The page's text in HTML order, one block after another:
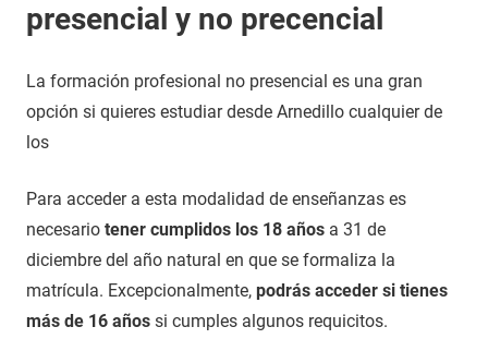
presencial y no precencial
La formación profesional no presencial es una gran
opción si quieres estudiar desde Arnedillo cualquier de
los
Para acceder a esta modalidad de enseñanzas es
necesario tener cumplidos los 18 años a 31 de
diciembre del año natural en que se formaliza la
matrícula. Excepcionalmente, podrás acceder si tienes
más de 16 años si cumples algunos requicitos.